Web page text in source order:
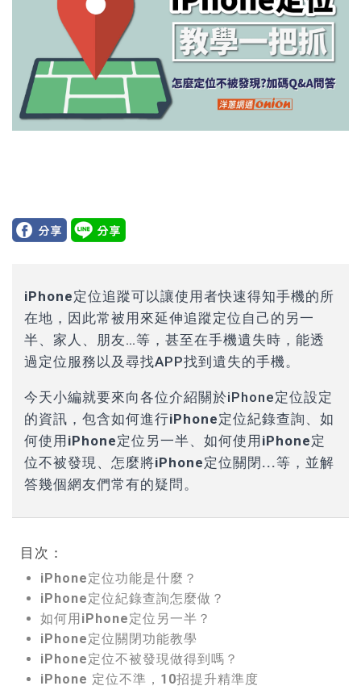
iPhone定位追蹤可以讓使用者快速得知手機的所
在地 ，因此常被用來延伸追蹤定位自己的另一
半、家人、朋友…等，甚至在手機遺失時，能透
過定位服務以及尋找APP找到遺失的手機。
今天小編就要來向各位介紹關於iPhone定位設定
的資訊， 包含如何進行iPhone定位紀錄查詢、如
何使用iPhone定位另一半、如何使用iPhone定
位不被發現、怎麼將iPhone定位關閉...等 ，並解
答幾個網友們常有的疑問。
目次：
iPhone定位功能是什麼？
iPhone定位紀錄查詢怎麼做？
如何用iPhone定位另一半？
iPhone定位關閉功能教學
iPhone定位不被發現做得到嗎？
iPhone 定位不準，10招提升精準度